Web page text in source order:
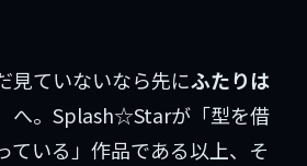
ていないなら先にふたりは
へ。Splash☆Starが「型を借
ている」作品である以上、そ